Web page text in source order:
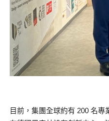
目前，集團全球約有 200 名專